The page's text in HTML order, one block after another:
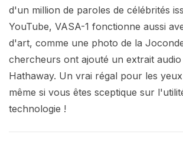
d'un million de paroles de célébrités
YouTube, VASA-1 fonctionne aussi
d'art, comme une photo de la
chercheurs ont ajouté un extrait
Hathaway. Un vrai régal pour les
même si vous êtes sceptique sur
technologie !